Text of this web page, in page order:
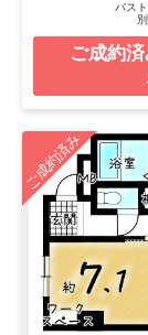
バス
別
ご成約
ご成約済み